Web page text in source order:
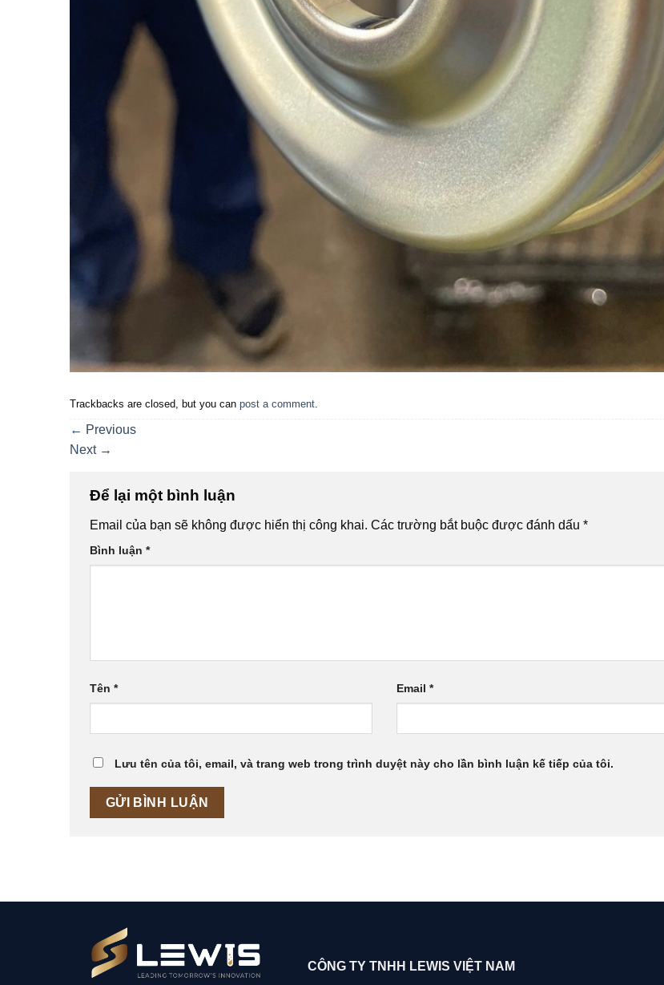
Trackbacks are closed, but you can post a comment
← Previous
Next →
Để lại một bình luận
Email của bạn sẽ không được hiển thị công khai. Các trường bắt buộc được đánh dấu *
Bình luận *
Tên * Email*
Lưu tên của tôi, email, và trang web trong trình duyệt này cho lần bình luận kế tiếp của tôi.
CÔNG TY TNHH LEWIS VIỆT NAM